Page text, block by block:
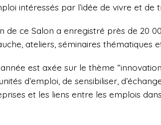
intéressés par l’idée de vivre et de
de ce Salon a enregistré près de 20
ateliers, séminaires thématiques
est axée sur le thème
d’emploi, de sensibiliser,
et les liens entre les emplois